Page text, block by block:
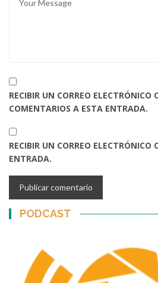
RECIBIR UN CORREO ELECTRÓNICO
COMENTARIOS A ESTA ENTRADA.
RECIBIR UN CORREO ELECTRÓNICO
ENTRADA.
PODCAST